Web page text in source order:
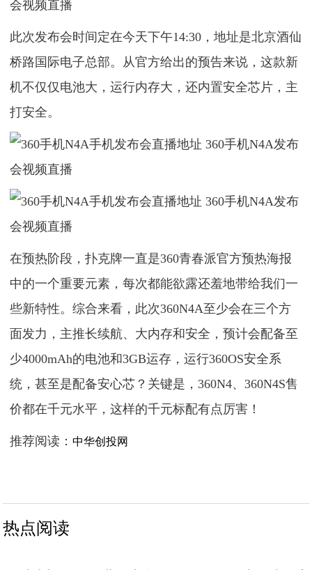
此次发布会时间定在今天下午14:30，地址是北京酒仙
桥路国际电子总部。从官方给出的预告来说，这款新
机不仅仅电池大，运行内存大，还内置安全芯片，主
打安全。
在预热阶段，扑克牌一直是360青春派官方预热海报
中的一个重要元素，每次都能欲露还羞地带给我们一
些新特性。综合来看，此次360N4A至少会在三个方
面发力，主推长续航、大内存和安全，预计会配备至
少4000mAh的电池和3GB运存，运行360OS安全系
统，甚至是配备安心芯？关键是，360N4、360N4S售
价都在千元水平，这样的千元标配有点厉害！
推荐阅读：中华创投网
热点阅读